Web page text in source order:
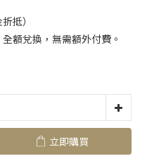
抵）
額兌換，無需額外付費。
立即購買